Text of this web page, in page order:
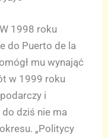
1998 roku
do Puerto de la
mu wynająć
w 1999 roku
i
dziś nie ma
„Politycy